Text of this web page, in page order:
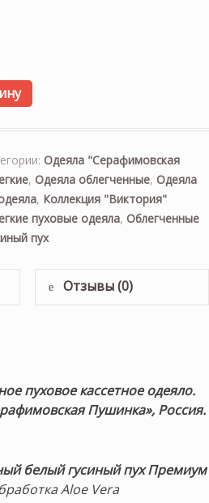
220×240см.
Одеяла "Серафимовская
, Одеяла облегченные, Одеяла
, Коллекция "Виктория"
пуховые одеяла, Облегченные
пух
Отзывы (0)
пуховое кассетное одеяло.
Пушинка», Россия.
белый гусиный пух Премиум
Aloe Vera